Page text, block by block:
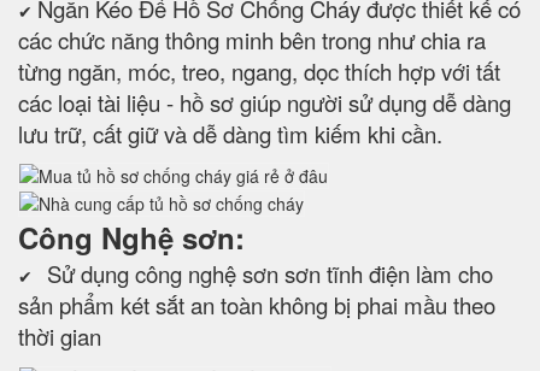
✔ Ngăn Kéo Để Hồ Sơ Chống Cháy được thiết kế có
các chức năng thông minh bên trong như chia ra
từng ngăn, móc, treo, ngang, dọc thích hợp với tất
các loại tài liệu - hồ sơ giúp người sử dụng dễ dàng
lưu trữ, cất giữ và dễ dàng tìm kiếm khi cần.
Công Nghệ sơn:
✔ Sử dụng công nghệ sơn sơn tĩnh điện làm cho
sản phẩm két sắt an toàn không bị phai mầu theo
thời gian